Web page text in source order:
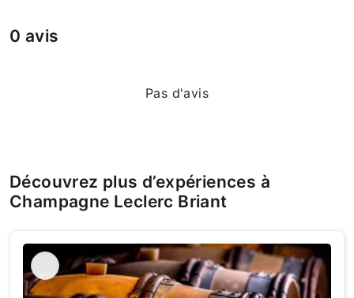
0 avis
Pas d'avis
Découvrez plus d’expériences à
Champagne Leclerc Briant